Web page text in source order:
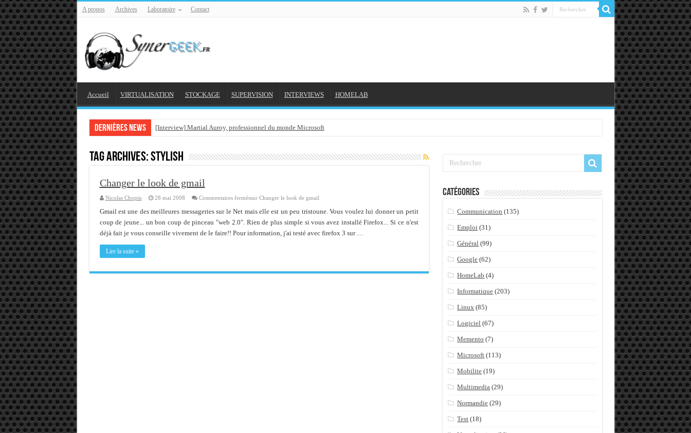
A propos Archives Laboratoire Contact
Accueil VIRTUALISATION STOCKAGE SUPERVISION INTERVIEWS HOMELAB
Dernières news [Interview] Martial Auroy, professionnel du monde Microsoft
Supprimer une boite partagée avec outlook 2010 ou 2013 (environnement Exchange)
Veille technologique du 17-01-2016
Bonne année 2016 et rétro 2015
OnlyOffice, une solution CRM/Gestion documents et plus encore...
Tag Archives:stylish
Changer le look de gmail
Nicolas Chopin 28 mai 2008 Commentaires ferméssur Changer le look de gmail
Gmail est une des meilleures messageries sur le Net mais elle est un peu tristoune. Vous voulez lui donner un petit
coup de jeune... un bon coup de pinceau "web 2.0". Rien de plus simple si vous avez installé Firefox... Si ce n'est
déjà fait je vous conseille vivement de le faire!! Pour information, j'ai testé avec firefox 3 sur …
Lire la suite »
Catégories
Communication (135)
Emploi (31)
Général (99)
Google (62)
HomeLab (4)
Informatique (203)
Linux (85)
Logiciel (67)
Memento (7)
Microsoft (113)
Mobilite (19)
Multimedia (29)
Normandie (29)
Test (18)